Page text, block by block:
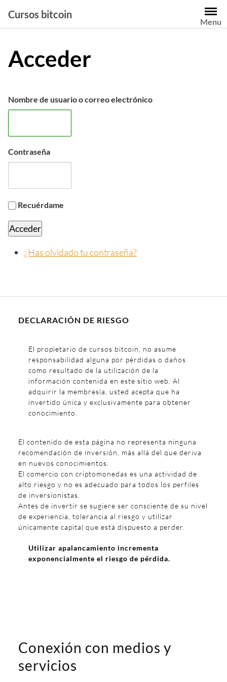
contenido
Cursos bitcoin
Menu
Acceder
Nombre de usuario o correo electrónico
Contraseña
Recuérdame
Acceder
¿Has olvidado tu contraseña?
DECLARACIÓN DE RIESGO
El propietario de cursos bitcoin, no asume
responsabilidad alguna por pérdidas o daños
como resultado de la utilización de la
información contenida en este sitio web. Al
adquirir la membresía, usted acepta que ha
invertido única y exclusivamente para obtener
conocimiento.
El contenido de esta página no representa ninguna
recomendación de inversión, más allá del que deriva
en nuevos conocimientos.
El comercio con criptomonedas es una actividad de
alto riesgo y no es adecuado para todos los perfiles
de inversionistas.
Antes de invertir se sugiere ser consciente de su nivel
de experiencia, tolerancia al riesgo y utilizar
únicamente capital que está dispuesto a perder.
Utilizar apalancamiento incrementa
exponencialmente el riesgo de pérdida.
Conexión con medios y
servicios